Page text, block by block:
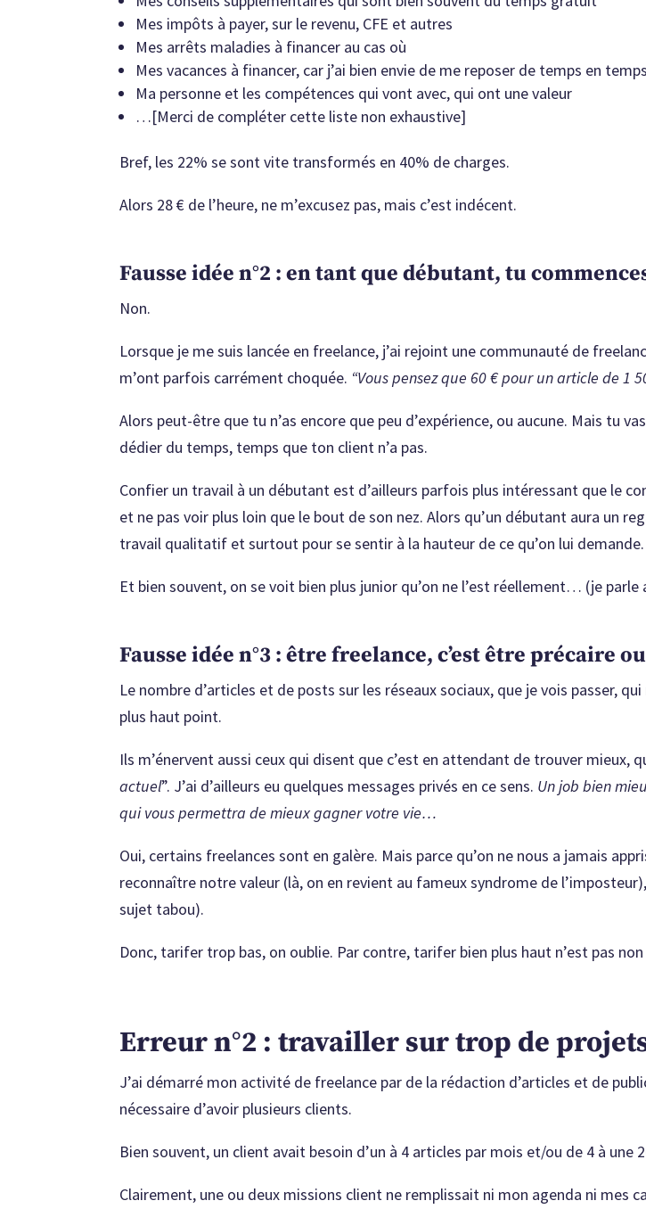
Mes impôts à payer, sur le revenu, CFE et autres
Mes arrêts maladies à financer au cas où
Mes vacances à financer, car j’ai bien envie de me reposer de temps en temps
Ma personne et les compétences qui vont avec, qui ont une valeur
…[Merci de compléter cette liste non exhaustive]
Bref, les 22% se sont vite transformés en 40% de charges.
Alors 28 € de l’heure, ne m’excusez pas, mais c’est indécent.
Fausse idée n°2 : en tant que débutant, tu
Non.
Lorsque je me suis lancée en freelance, j’ai rejoint une communauté de
m’ont parfois carrément choquée. “Vous pensez que 60 € pour un article de 1
Alors peut-être que tu n’as encore que peu d’expérience, ou aucune. Mais tu
dédier du temps, temps que ton client n’a pas.
Confier un travail à un débutant est d’ailleurs parfois plus intéressant que le
et ne pas voir plus loin que le bout de son nez. Alors qu’un débutant aura un
travail qualitatif et surtout pour se sentir à la hauteur de ce qu’on lui demande.
Et bien souvent, on se voit bien plus junior qu’on ne l’est réellement… (je parle
Fausse idée n°3 : être freelance, c’est être précaire
Le nombre d’articles et de posts sur les réseaux sociaux, que je vois passer,
plus haut point.
Ils m’énervent aussi ceux qui disent que c’est en attendant de trouver mieux,
actuel”. J’ai d’ailleurs eu quelques messages privés en ce sens. Un job bien
qui vous permettra de mieux gagner votre vie…
Oui, certains freelances sont en galère. Mais parce qu’on ne nous a jamais
reconnaître notre valeur (là, on en revient au fameux syndrome de
sujet tabou).
Donc, tarifer trop bas, on oublie. Par contre, tarifer bien plus haut n’est pas
Erreur n°2 : travailler sur trop de
J’ai démarré mon activité de freelance par de la rédaction d’articles et de
nécessaire d’avoir plusieurs clients.
Bien souvent, un client avait besoin d’un à 4 articles par mois et/ou de 4 à une
Clairement, une ou deux missions client ne remplissait ni mon agenda ni mes